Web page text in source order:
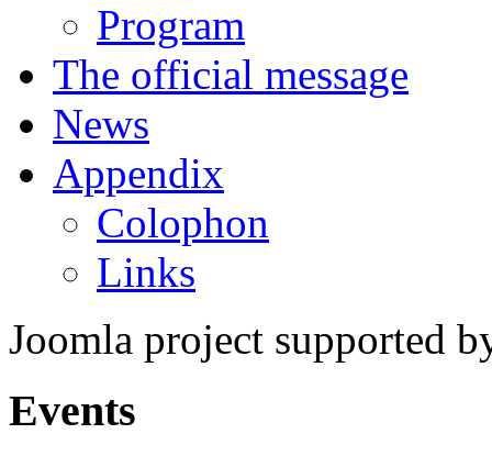
Program
The official message
News
Appendix
Colophon
Links
Joomla project supported
Events